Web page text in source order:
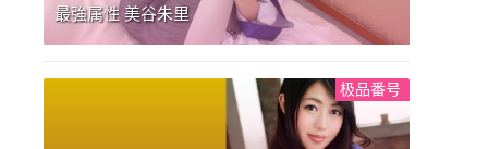
最強属性 美谷朱里
极品番号